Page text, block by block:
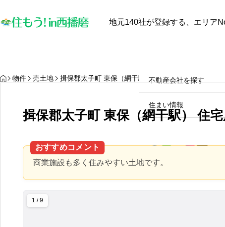
不動産会社を探す
住まい情報
地元140社が登録する、エリア
陽光発電と蓄電池は本当に電
気代を安くするのか？田舎暮
徹底解説！
HOME
物件 売土地 揖保郡太子町 東保（網干駅） 住宅用地
揖保郡太子町 東保（網干駅） 住
おすすめコメント
商業施設も多く住みやすい土地です。
1 / 9